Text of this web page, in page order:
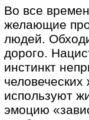
Во все
желающие
людей.
дорого.
инстинкт
используют
эмоцию